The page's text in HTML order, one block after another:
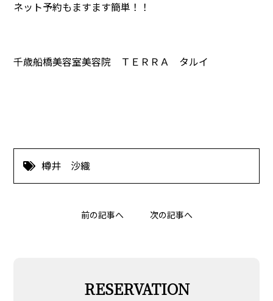
ネット予約もますます簡単！！
千歳船橋美容室美容院 ＴＥＲＲＡ タルイ
樽井 沙織
前の記事へ 次の記事へ
RESERVATION